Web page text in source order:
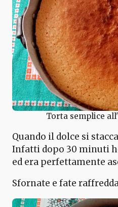
Torta semplice
Quando il dolce si
Infatti dopo 30 minuti
ed era perfettamente
Sfornate e fate